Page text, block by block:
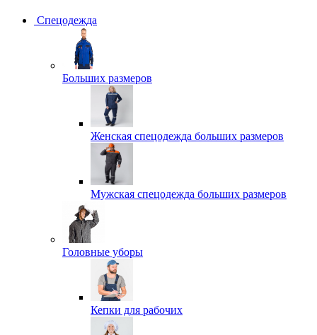
Спецодежда
Больших размеров
Женская спецодежда больших размеров
Мужская спецодежда больших размеров
Головные уборы
Кепки для рабочих